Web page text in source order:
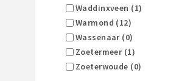
Waddinxveen (1)
Warmond (12)
Wassenaar (0)
Zoetermeer (1)
Zoeterwoude (0)